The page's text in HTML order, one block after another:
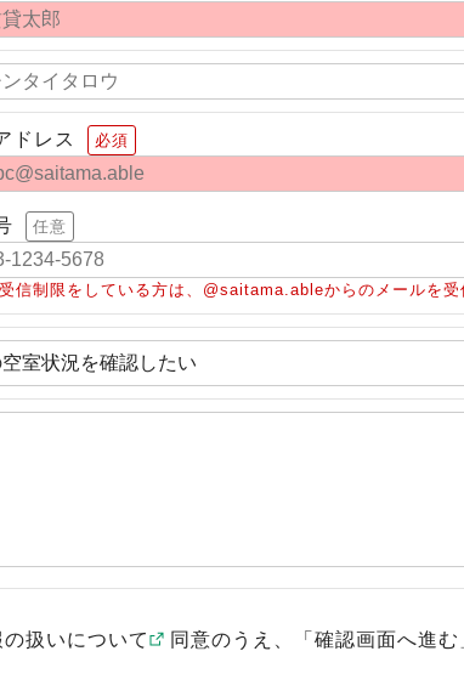
ドレス 必須
任意
信制限をしている方は、@saitama.ableからのメールを受
扱いについて 同意のうえ、「確認画面へ進